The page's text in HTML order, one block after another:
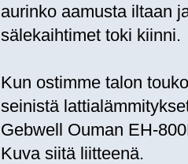
aurinko aamusta iltaan
sälekaihtimet toki kiinni.
Kun ostimme talon
seinistä
Gebwell Ouman EH-
Kuva siitä liitteenä.